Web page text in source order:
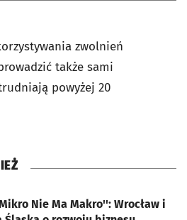
zwolnień
także sami
powyżej 20
Nie Ma Makro'': Wrocław i